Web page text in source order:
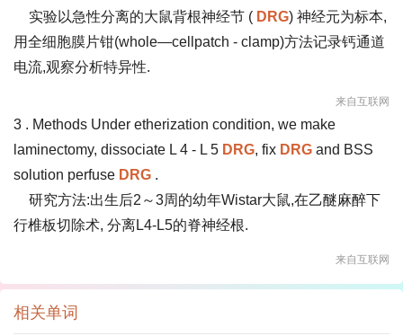
实验以急性分离的大鼠背根神经节 ( DRG) 神经元为标本,
用全细胞膜片钳(whole—cellpatch - clamp)方法记录钙通道
电流,观察分析特异性.
来自互联网
3 . Methods Under etherization condition, we make
laminectomy, dissociate L 4 - L 5 DRG, fix DRG and BSS
solution perfuse DRG .
研究方法:出生后2～3周的幼年Wistar大鼠,在乙醚麻醉下
行椎板切除术, 分离L4-L5的脊神经根.
来自互联网
相关单词